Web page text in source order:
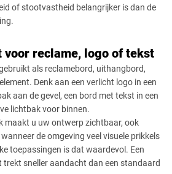
of stootvastheid belangrijker is dan de
voor reclame, logo of tekst
als reclamebord, uithangbord,
Denk aan een verlicht logo in een
aan de gevel, een bord met tekst in een
lichtbak voor binnen.
maakt u uw ontwerp zichtbaar, ook
de omgeving veel visuele prikkels
toepassingen is dat waardevol. Een
trekt sneller aandacht dan een standaard